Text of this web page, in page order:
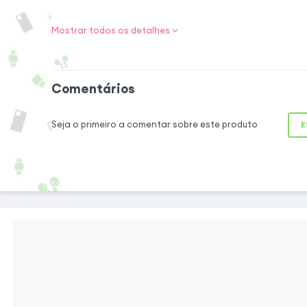
moderno, sendo
ao desgaste
alcance da mão.
Mostrar todos os detalhes
Comentários
Seja o primeiro a comentar sobre este produto